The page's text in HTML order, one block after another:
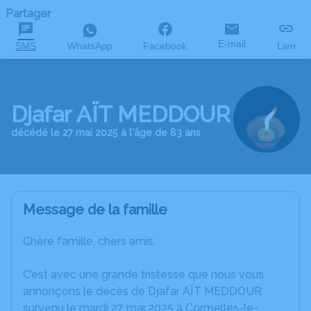
Partager
SMS WhatsApp Facebook E-mail Lien
Djafar AÏT MEDDOUR
décédé le 27 mai 2025 à l'âge de 83 ans
Message de la famille
Chère famille, chers amis,
C’est avec une grande tristesse que nous vous
annonçons le décès de Djafar AÏT MEDDOUR
survenu le mardi 27 mai 2025 à Cormelles-le-